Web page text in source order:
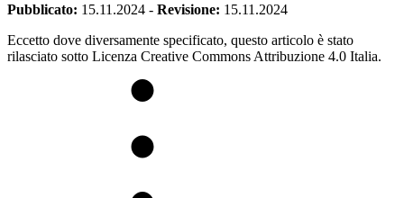
Pubblicato: 15.11.2024 - Revisione: 15.11.2024
Eccetto dove diversamente specificato, questo articolo è stato
rilasciato sotto Licenza Creative Commons Attribuzione 4.0 Italia.